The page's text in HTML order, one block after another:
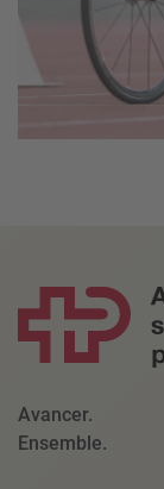
Avancer.
Ensemble.